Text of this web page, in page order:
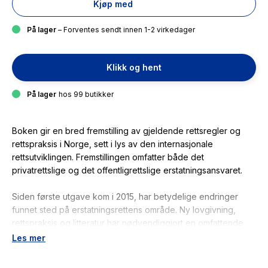
Kjøp med
På lager – Forventes sendt innen 1-2 virkedager
Klikk og hent
På lager hos 99 butikker
Boken gir en bred fremstilling av gjeldende rettsregler og
rettspraksis i Norge, sett i lys av den internasjonale
rettsutviklingen. Fremstillingen omfatter både det
privatrettslige og det offentligrettslige erstatningsansvaret.
Siden første utgave kom i 2015, har betydelige endringer
funnet sted på erstatningsrettens område. Ny lovgivning,
rettspraksis og litteratur har nødvendiggjort en omfattende
revisjon. Blant annet er det innført nye regler om
Les mer